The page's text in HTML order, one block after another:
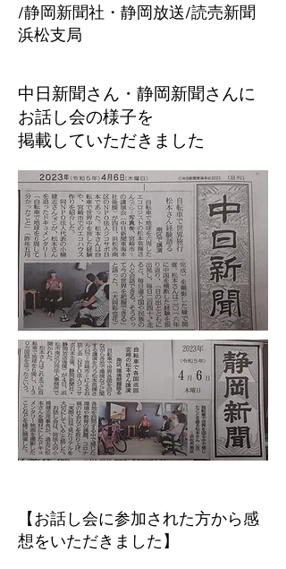
/静岡新聞社・静岡放送/読売新聞
浜松支局
中日新聞さん・静岡新聞さんに
お話し会の様子を
掲載していただきました
【​お話し会に参加された方から感
想をいただきました】